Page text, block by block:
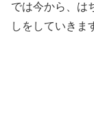
では今から、は
しをしていきま